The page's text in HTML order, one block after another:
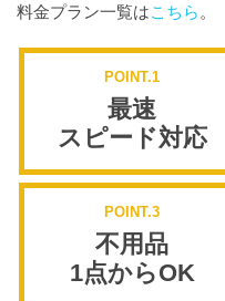
料金プラン一覧はこちら 。
POINT.1
最速
スピード対応
POINT.3
不用品
1点からOK